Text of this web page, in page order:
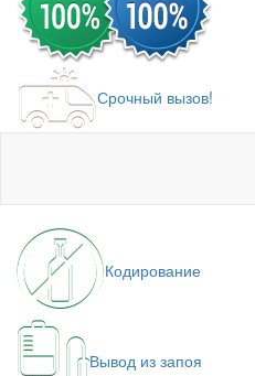
Срочный вызов!
Кодирование
Вывод из запоя